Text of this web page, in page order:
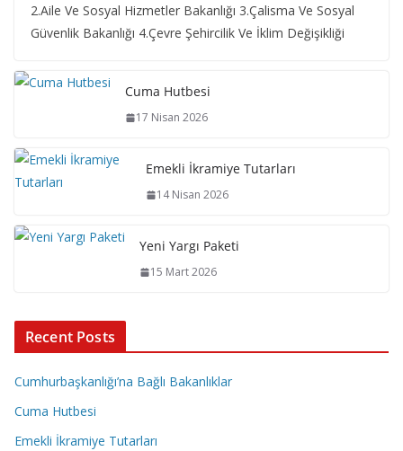
2.Aile Ve Sosyal Hizmetler Bakanlığı 3.Çalisma Ve Sosyal
Güvenlik Bakanlığı 4.Çevre Şehircilik Ve İklim Değişikliği
Cuma Hutbesi
17 Nisan 2026
Emekli İkramiye Tutarları
14 Nisan 2026
Yeni Yargı Paketi
15 Mart 2026
Recent Posts
Cumhurbaşkanlığı’na Bağlı Bakanlıklar
Cuma Hutbesi
Emekli İkramiye Tutarları